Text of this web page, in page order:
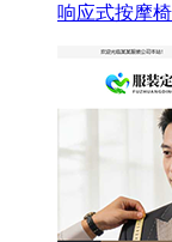
响应式按摩